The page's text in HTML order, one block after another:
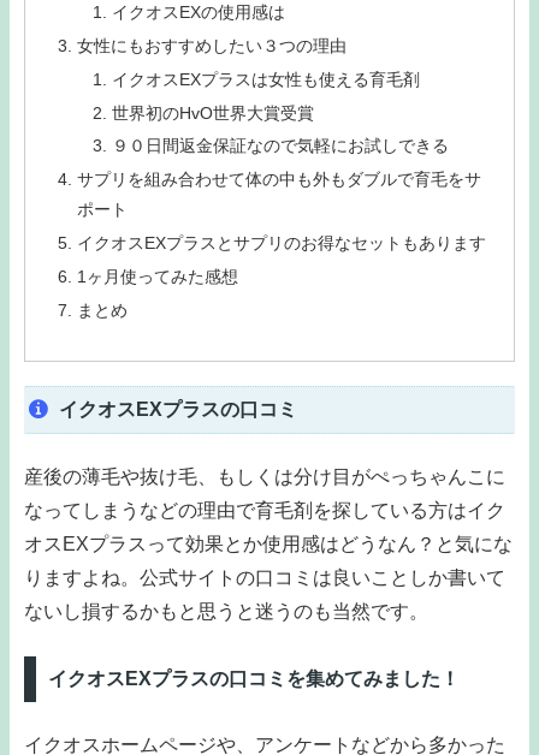
イクオスEXの使用感は
女性にもおすすめしたい３つの理由
イクオスEXプラスは女性も使える育毛剤
世界初のHvO世界大賞受賞
９０日間返金保証なので気軽にお試しできる
サプリを組み合わせて体の中も外もダブルで育毛をサ
ポート
イクオスEXプラスとサプリのお得なセットもあります
1ヶ月使ってみた感想
まとめ
イクオスEXプラスの口コミ
産後の薄毛や抜け毛、もしくは分け目がぺっちゃんこに
なってしまうなどの理由で育毛剤を探している方はイク
オスEXプラスって効果とか使用感はどうなん？と気にな
りますよね。公式サイトの口コミは良いことしか書いて
ないし損するかもと思うと迷うのも当然です。
イクオスEXプラスの口コミを集めてみました！
イクオスホームページや、アンケートなどから多かった